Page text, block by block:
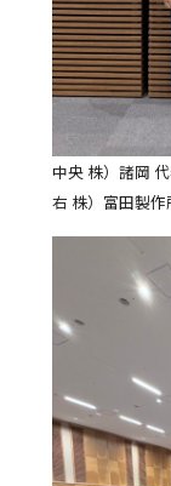
中央 株）諸岡
右 株）富田製